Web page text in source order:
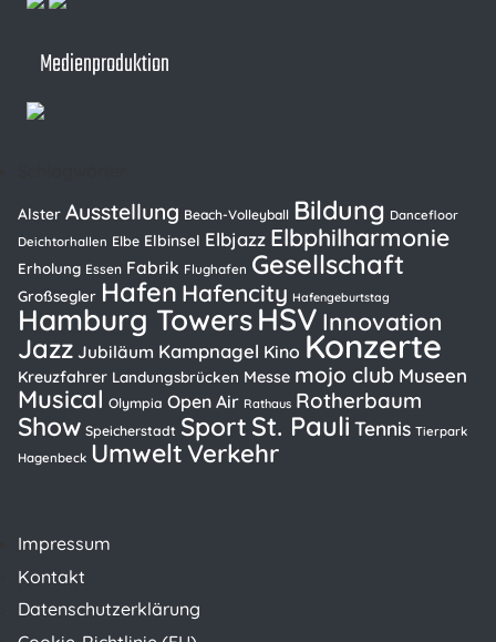
Medienproduktion
Impressum
Kontakt
Datenschutzerklärung
Alster Ausstellung Beach-Volleyball Bildung Dancefloor
Deichtorhallen Elbe Elbinsel Elbjazz Elbphilharmonie
Erholung Essen Fabrik Flughafen Gesellschaft
Großsegler Hafen Hafencity Hafengeburtstag
Hamburg TowersHSV Innovation
Jazz Jubiläum Kampnagel Kino Konzerte
Kreuzfahrer Landungsbrücken Messe mojo club Museen
Musical Olympia Open Air Rathaus Rotherbaum
Show Speicherstadt Sport St. Pauli Tennis Tierpark
Hagenbeck UmweltVerkehr